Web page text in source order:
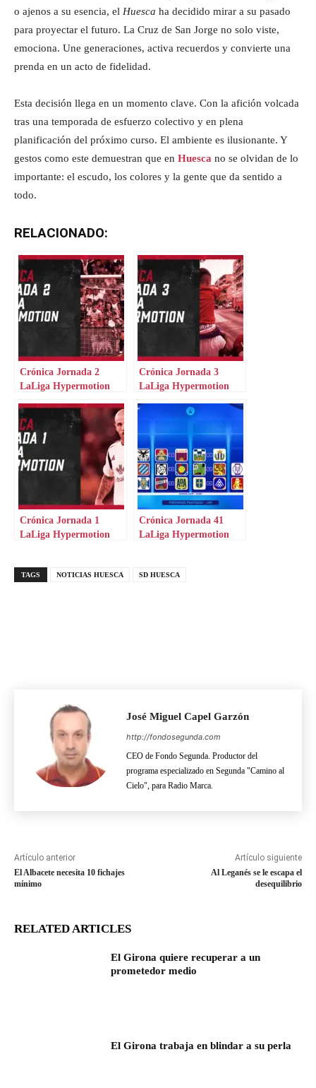
o ajenos a su esencia, el Huesca ha decidido mirar a su pasado
para proyectar el futuro. La Cruz de San Jorge no solo viste,
emociona. Une generaciones, activa recuerdos y convierte una
prenda en un acto de fidelidad.
Esta decisión llega en un momento clave. Con la afición volcada
tras una temporada de esfuerzo colectivo y en plena
planificación del próximo curso. El ambiente es ilusionante. Y
gestos como este demuestran que en Huesca no se olvidan de lo
importante: el escudo, los colores y la gente que da sentido a
todo.
RELACIONADO:
Crónica Jornada 2
LaLiga Hypermotion
Crónica Jornada 3
LaLiga Hypermotion
Crónica Jornada 1
LaLiga Hypermotion
Crónica Jornada 41
LaLiga Hypermotion
TAGS NOTICIAS HUESCA SD HUESCA
José Miguel Capel Garzón
http://fondosegunda.com
CEO de Fondo Segunda. Productor del
programa especializado en Segunda "Camino al
Cielo", para Radio Marca.
Artículo anterior
El Albacete necesita 10 fichajes
mínimo
Artículo siguiente
Al Leganés se le escapa el
desequilibrio
RELATED ARTICLES
El Girona quiere recuperar a un
prometedor medio
El Girona trabaja en blindar a su perla